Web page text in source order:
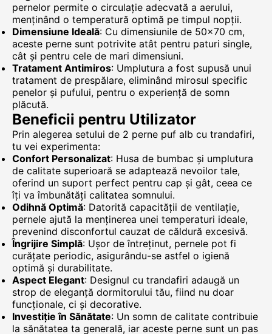
pernelor permite o circulație adecvată a aerului,
menținând o temperatură optimă pe timpul nopții.
Dimensiune Ideală: Cu dimensiunile de 50x70 cm,
aceste perne sunt potrivite atât pentru paturi single,
cât și pentru cele de mari dimensiuni.
Tratament Antimiros: Umplutura a fost supusă unui
tratament de prespălare, eliminând mirosul specific
penelor și pufului, pentru o experiență de somn
plăcută.
Beneficii pentru Utilizator
Prin alegerea setului de 2 perne puf alb cu trandafiri,
tu vei experimenta:
Confort Personalizat: Husa de bumbac și umplutura
de calitate superioară se adaptează nevoilor tale,
oferind un suport perfect pentru cap și gât, ceea ce
îți va îmbunătăți calitatea somnului.
Odihnă Optimă: Datorită capacității de ventilație,
pernele ajută la menținerea unei temperaturi ideale,
prevenind disconfortul cauzat de căldură excesivă.
Îngrijire Simplă: Ușor de întreținut, pernele pot fi
curățate periodic, asigurându-se astfel o igienă
optimă și durabilitate.
Aspect Elegant: Designul cu trandafiri adaugă un
strop de eleganță dormitorului tău, fiind nu doar
funcționale, ci și decorative.
Investiție în Sănătate: Un somn de calitate contribuie
la sănătatea ta generală, iar aceste perne sunt un pas